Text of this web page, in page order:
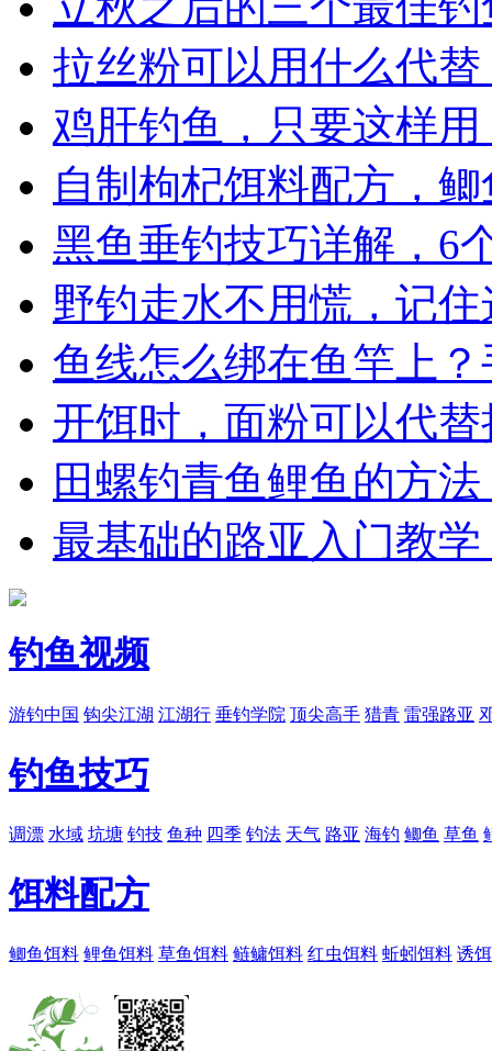
拉丝粉可以用什么代
鸡肝钓鱼，只要这样
自制枸杞饵料配方，
黑鱼垂钓技巧详解，6
野钓走水不用慌，记
鱼线怎么绑在鱼竿上
开饵时，面粉可以代
田螺钓青鱼鲤鱼的方
最基础的路亚入门教
钓鱼视频
游钓中国 钩尖江湖 江湖行 垂钓学院 顶尖高手 猎青 雷强路亚
钓鱼技巧
调漂 水域 坑塘 钓技 鱼种 四季 钓法 天气 路亚 海钓 鲫鱼 草鱼
饵料配方
鲫鱼饵料 鲤鱼饵料 草鱼饵料 鲢鳙饵料 红虫饵料 蚯蚓饵料 诱